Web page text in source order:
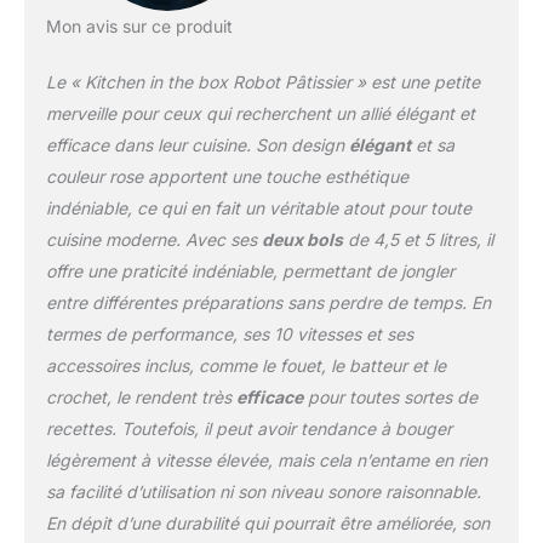
s'harmonise
décor de cuisine, tout en
offrant une vue à 360°
attrayante. Compact et
Puissant : Ce batteur sur
mais il contient un
puissant moteur de 1300
W, offrant un couple
élevé et une efficacité
pour différents besoins
de recette. Sa
conception légère prend
un minimum de place et
est facile à ranger.
Contrôle Précis avec 10
facilement la vitesse
Mon avis sur ce produit
Le « Kitchen in the box Robot Pâtissier » est une petite
merveille pour ceux qui recherchent un allié élégant et
efficace dans leur cuisine. Son design élégantet sa
couleur rose apportent une touche esthétique
indéniable, ce qui en fait un véritable atout pour toute
cuisine moderne. Avec ses deux bolsde 4,5 et 5 litres, il
offre une praticité indéniable, permettant de jongler
entre différentes préparations sans perdre de temps. En
termes de performance, ses 10 vitesses et ses
accessoires inclus, comme le fouet, le batteur et le
crochet, le rendent très efficacepour toutes sortes de
recettes. Toutefois, il peut avoir tendance à bouger
légèrement à vitesse élevée, mais cela n’entame en rien
sa facilité d’utilisation ni son niveau sonore raisonnable.
En dépit d’une durabilité qui pourrait être améliorée, son